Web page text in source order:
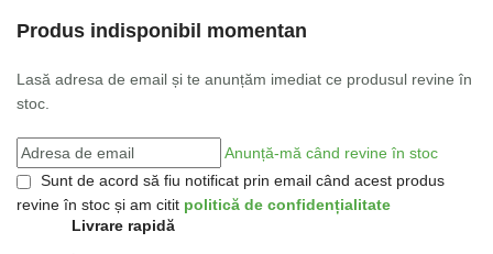
Produs indisponibil momentan
Lasă adresa de email și te anunțăm imediat ce produsul revine în
stoc.
Anunță-mă când revine în stoc
Sunt de acord să fiu notificat prin email când acest produs
revine în stoc și am citit politică de confidențialitate
Livrare rapidă